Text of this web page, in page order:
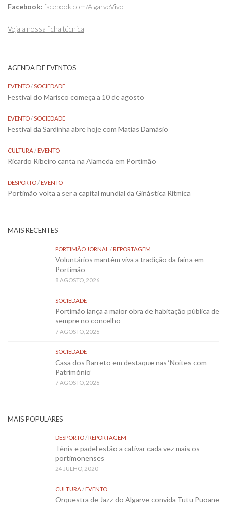
Facebook: facebook.com/AlgarveVivo
Veja a nossa ficha técnica
AGENDA DE EVENTOS
EVENTO/SOCIEDADE
Festival do Marisco começa a 10 de agosto
EVENTO/SOCIEDADE
Festival da Sardinha abre hoje com Matias Damásio
CULTURA/EVENTO
Ricardo Ribeiro canta na Alameda em Portimão
DESPORTO/EVENTO
Portimão volta a ser a capital mundial da Ginástica Rítmica
MAIS RECENTES
PORTIMÃO JORNAL /REPORTAGEM
Voluntários mantêm viva a tradição da faina em
Portimão
8 AGOSTO, 2026
SOCIEDADE
Portimão lança a maior obra de habitação pública de
sempre no concelho
7 AGOSTO, 2026
SOCIEDADE
Casa dos Barreto em destaque nas ‘Noites com
Património’
7 AGOSTO, 2026
MAIS POPULARES
DESPORTO/REPORTAGEM
Ténis e padel estão a cativar cada vez mais os
portimonenses
24 JULHO, 2020
CULTURA/EVENTO
Orquestra de Jazz do Algarve convida Tutu Puoane